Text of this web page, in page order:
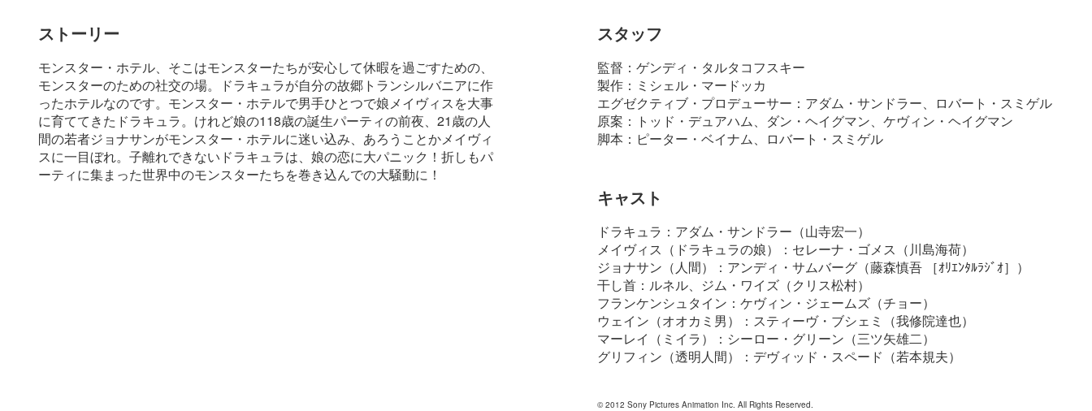
ストーリー
モンスター・ホテル、そこはモンスターたちが安心して休暇を過ごすための、
モンスターのための社交の場。ドラキュラが自分の故郷トランシルバニアに作
ったホテルなのです。モンスター・ホテルで男手ひとつで娘メイヴィスを大事
に育ててきたドラキュラ。けれど娘の118歳の誕生パーティの前夜、21歳の人
間の若者ジョナサンがモンスター・ホテルに迷い込み、あろうことかメイヴィ
スに一目ぼれ。子離れできないドラキュラは、娘の恋に大パニック！折しもパ
ーティに集まった世界中のモンスターたちを巻き込んでの大騒動に！
スタッフ
監督：ゲンディ・タルタコフスキー
製作：ミシェル・マードッカ
エグゼクティブ・プロデューサー：アダム・サンドラー、ロバート・スミゲル
原案：トッド・デュアハム、ダン・ヘイグマン、ケヴィン・ヘイグマン
脚本：ピーター・ベイナム、ロバート・スミゲル
キャスト
ドラキュラ：アダム・サンドラー（山寺宏一）
メイヴィス（ドラキュラの娘）：セレーナ・ゴメス（川島海荷）
ジョナサン（人間）：アンディ・サムバーグ（藤森慎吾 ［ｵﾘｴﾝﾀﾙﾗｼﾞｵ］）
干し首：ルネル、ジム・ワイズ（クリス松村）
フランケンシュタイン：ケヴィン・ジェームズ（チョー）
ウェイン（オオカミ男）：スティーヴ・ブシェミ（我修院達也）
マーレイ（ミイラ）：シーロー・グリーン（三ツ矢雄二）
グリフィン（透明人間）：デヴィッド・スペード（若本規夫）
© 2012 Sony Pictures Animation Inc. All Rights Reserved.